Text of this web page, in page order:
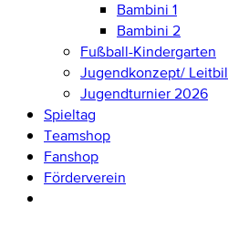
Bambini 1
Bambini 2
Fußball-Kindergarten
Jugendkonzept/
Jugendturnier 2026
Spieltag
Teamshop
Fanshop
Förderverein